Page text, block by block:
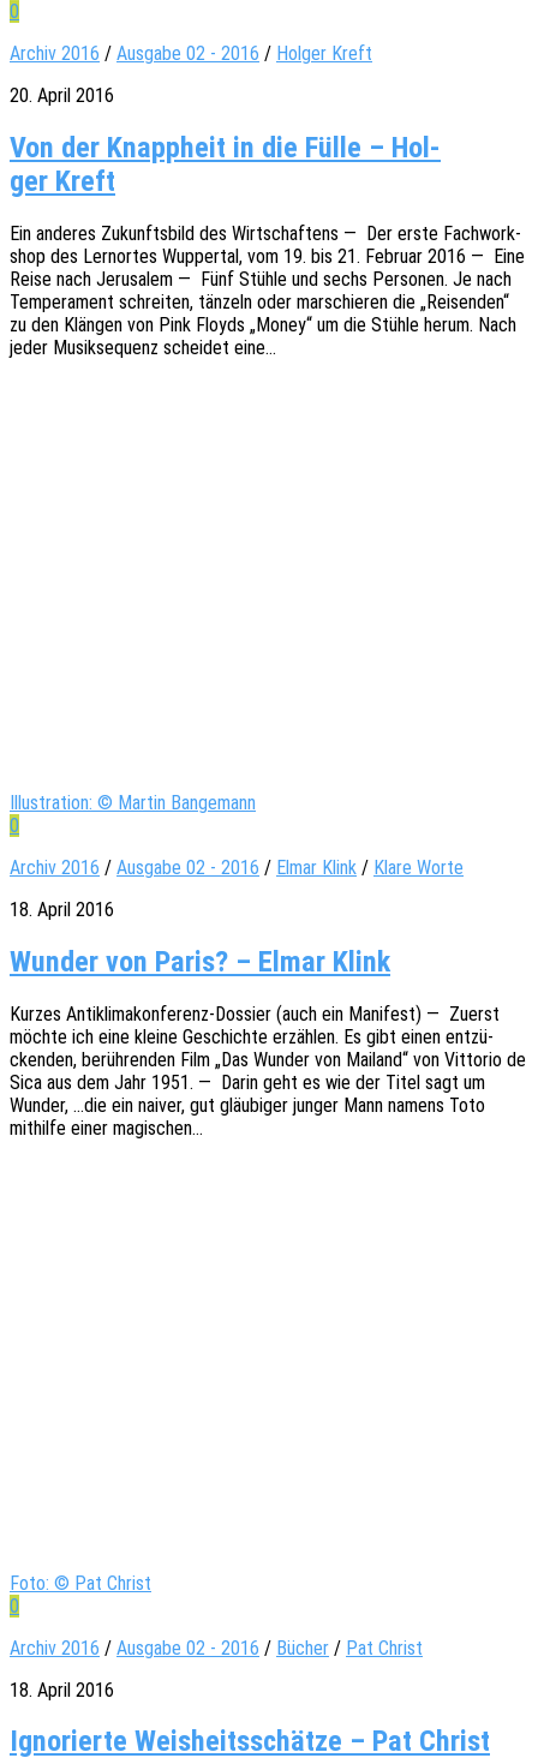
0
Archiv 2016 / Ausgabe 02 - 2016 / Holger Kreft
20. April 2016
Von der Knapp­heit in die Fülle – Hol­
ger Kreft
Ein ande­res Zukunfts­bild des Wirt­schaf­tens — Der erste Fach­work­
shop des Lern­or­tes Wupper­tal, vom 19. bis 21. Febru­ar 2016 — Eine
Reise nach Jeru­sa­lem — Fünf Stühle und sechs Perso­nen. Je nach
Tempe­ra­ment schrei­ten, tänzeln oder marschie­ren die „Reisen­den“
zu den Klän­gen von Pink Floyds „Money“ um die Stühle herum. Nach
jeder Musik­se­quenz schei­det eine…
Illustration: © Martin Bangemann
0
Archiv 2016 / Ausgabe 02 - 2016 / Elmar Klink / Klare Worte
18. April 2016
Wun­der von Paris? – Elmar Klink
Kurzes Anti­k­li­­ma­­kon­­­fe­­renz-Dossier (auch ein Mani­fest) — Zuerst
möchte ich eine kleine Geschich­te erzäh­len. Es gibt einen entzü­
cken­den, berüh­ren­den Film „Das Wunder von Mailand“ von Vitto­rio de
Sica aus dem Jahr 1951. — Darin geht es wie der Titel sagt um
Wunder, …die ein naiver, gut gläu­bi­ger junger Mann namens Toto
mithil­fe einer magischen…
Foto: © Pat Christ
0
Archiv 2016 / Ausgabe 02 - 2016 / Bücher / Pat Christ
18. April 2016
Igno­rierte Weis­heits­schätze – Pat Christ